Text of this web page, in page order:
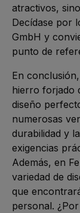
atractivos,
Decídase por
GmbH y
punto de
En
hierro forjado
diseño
numerosas
durabilidad y
exigencias
Además, en
variedad de
que
personal.